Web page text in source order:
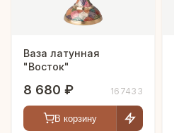
Ваза латунная
"Восток"
8 680 ₽ 167433
В корзину